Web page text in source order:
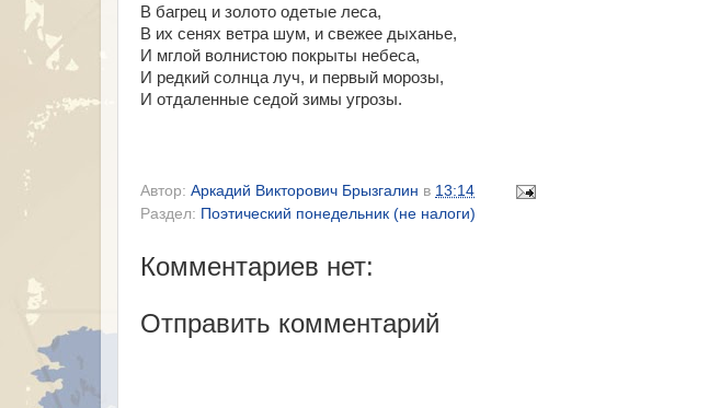
В багрец и золото одетые леса,
В их сенях ветра шум, и свежее дыханье,
И мглой волнистою покрыты небеса,
И редкий солнца луч, и первый морозы,
И отдаленные седой зимы угрозы.
Автор: Аркадий Викторович Брызгалин в 13:14
Раздел: Поэтический понедельник (не налоги)
Комментариев нет:
Отправить комментарий